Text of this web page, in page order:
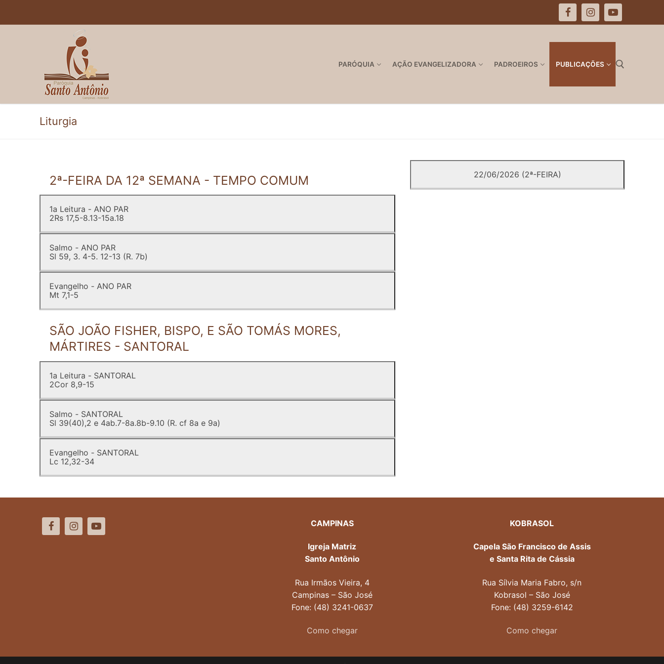
PARÓQUIA AÇÃO EVANGELIZADORA PADROEIROS PUBLICAÇÕES
Pesquisar por:
Liturgia
2ª-FEIRA DA 12ª SEMANA - TEMPO COMUM
1a Leitura - ANO PAR
2Rs 17,5-8.13-15a.18
Salmo - ANO PAR
Sl 59, 3. 4-5. 12-13 (R. 7b)
Evangelho - ANO PAR
Mt 7,1-5
SÃO JOÃO FISHER, BISPO, E SÃO TOMÁS MORES,
MÁRTIRES - SANTORAL
1a Leitura - SANTORAL
2Cor 8,9-15
Salmo - SANTORAL
Sl 39(40),2 e 4ab.7-8a.8b-9.10 (R. cf 8a e 9a)
Evangelho - SANTORAL
Lc 12,32-34
22/06/2026 (2ª-FEIRA)
CAMPINAS
Igreja Matriz
Santo Antônio
Rua Irmãos Vieira, 4
Campinas – São José
Fone: (48) 3241-0637
Como chegar
KOBRASOL
Capela São Francisco de Assis
e Santa Rita de Cássia
Rua Sílvia Maria Fabro, s/n
Kobrasol – São José
Fone: (48) 3259-6142
Como chegar